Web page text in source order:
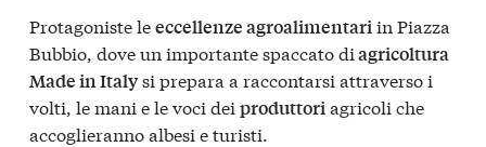
Protagoniste leeccellenze agroalimentariin Piazza
Bubbio, dove un importante spaccato diagricoltura
Made in Italysi prepara a raccontarsi attraverso i
volti, le mani e le voci dei produttoriagricoli che
accoglieranno albesi e turisti.